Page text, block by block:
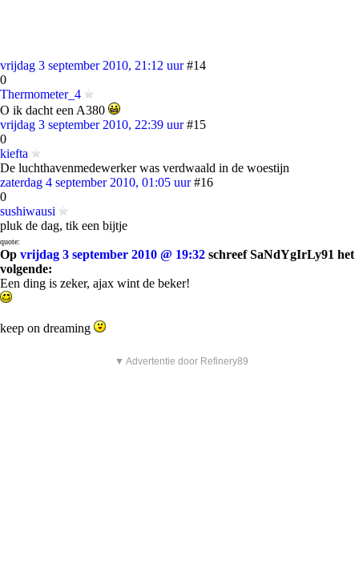
vrijdag 3 september 2010, 21:12 uur #14
0
Thermometer_4
O ik dacht een A380
vrijdag 3 september 2010, 22:39 uur #15
0
kiefta
De luchthavenmedewerker was verdwaald in de woestijn
zaterdag 4 september 2010, 01:05 uur #16
0
sushiwausi
pluk de dag, tik een bijtje
quote:
Op vrijdag 3 september 2010 @ 19:32 schreef SaNdYgIrLy91 het
volgende:
Een ding is zeker, ajax wint de beker!
keep on dreaming
▼ Advertentie door Refinery89